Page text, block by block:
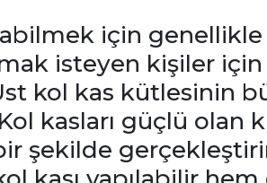
için genellikle
isteyen kişiler
kol kas kütlesinin
kasları güçlü olan
şekilde